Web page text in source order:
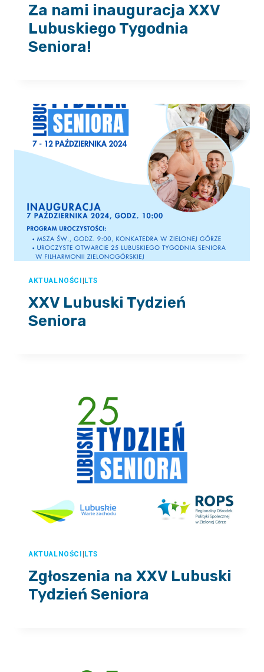
Za nami inauguracja XXV
Lubuskiego Tygodnia
Seniora!
AKTUALNOŚCI LTS
XXV Lubuski Tydzień
Seniora
AKTUALNOŚCI LTS
Zgłoszenia na XXV Lubuski
Tydzień Seniora